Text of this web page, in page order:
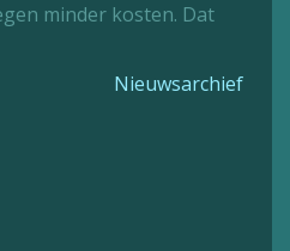
minder kosten. Dat
Nieuwsarchief